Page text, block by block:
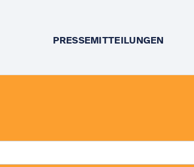
PRESSEMITTEILUNGEN